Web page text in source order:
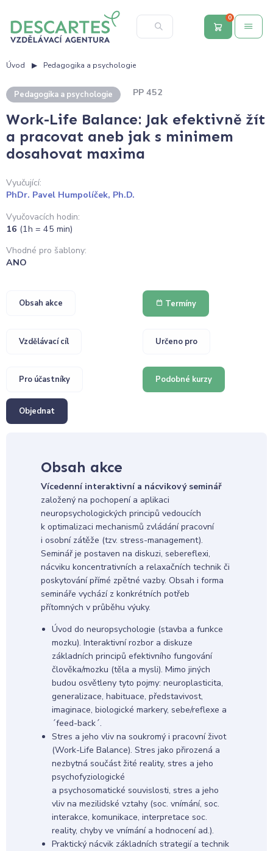
0
Úvod Pedagogika a psychologie
Pedagogika a psychologie PP 452
Work-Life Balance: Jak efektivně žít
a pracovat aneb jak s minimem
dosahovat maxima
Vyučující:
PhDr. Pavel Humpolíček, Ph.D.
Vyučovacích hodin:
16 (1h = 45 min)
Vhodné pro šablony:
ANO
Obsah akce Termíny
Vzdělávací cíl Určeno pro
Pro účastníky Podobné kurzy
Objednat
Obsah akce
Vícedenní interaktivní a nácvikový seminář
založený na pochopení a aplikaci
neuropsychologických principů vedoucích
k optimalizaci mechanismů zvládání pracovní
i osobní zátěže (tzv. stress-management).
Seminář je postaven na diskuzi, sebereflexi,
nácviku koncentrativních a relaxačních technik či
poskytování přímé zpětné vazby. Obsah i forma
semináře vychází z konkrétních potřeb
přítomných v průběhu výuky.
Úvod do neuropsychologie (stavba a funkce
mozku). Interaktivní rozbor a diskuze
základních principů efektivního fungování
člověka/mozku (těla a mysli). Mimo jiných
budou osvětleny tyto pojmy: neuroplasticita,
generalizace, habituace, představivost,
imaginace, biologické markery, sebe/reflexe a
´feed-back´.
Stres a jeho vliv na soukromý i pracovní život
(Work-Life Balance). Stres jako přirozená a
nezbytná součást žité reality, stres a jeho
psychofyziologické
a psychosomatické souvislosti, stres a jeho
vliv na mezilidské vztahy (soc. vnímání, soc.
interakce, komunikace, interpretace soc.
reality, chyby ve vnímání a hodnocení ad.).
Praktický nácvik základních strategií a technik